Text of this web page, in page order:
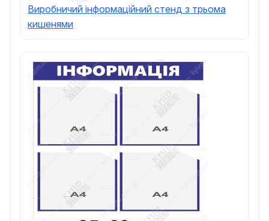
Виробничий інформаційний стенд з трьома
кишенями